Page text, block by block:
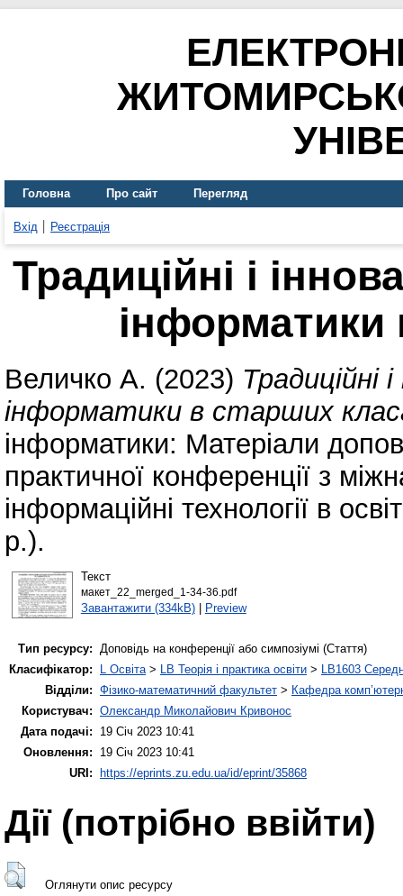
Головна Про сайт Перегляд
Вхід Реєстрація
Традиційні і
інформатики
Величко А. (2023) Традиційні
інформатики в старших
інформатики: Матеріали
практичної конференції з
інформаційні технології в
р.).
Текст
макет_22_merged_1-34-36.pdf
Завантажити (334kB)| Preview
Тип ресурсу: Доповідь на конференції або симпозіумі (Стаття)
Класифікатор:
L Освіта> LB Теорія і практика освіти > LB1603
Відділи: Фізико-математичний факультет > Кафедра
Користувач: Олександр Миколайович Кривонос
Дата подачі:
19 Січ 2023 10:41
Оновлення:
19 Січ 2023 10:41
URI:
https://eprints.zu.edu.ua/id/eprint/35868
Дії ​​(потрібно ввійти)
Оглянути опис ресурсу